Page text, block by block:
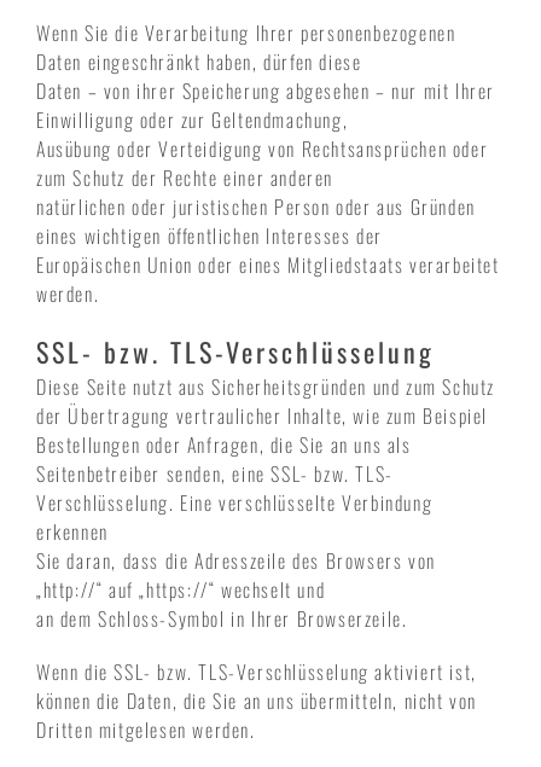
Wenn Sie die Verarbeitung Ihrer personenbezogenen
Daten eingeschränkt haben, dürfen diese
Daten – von ihrer Speicherung abgesehen – nur mit Ihrer
Einwilligung oder zur Geltendmachung,
Ausübung oder Verteidigung von Rechtsansprüchen oder
zum Schutz der Rechte einer anderen
natürlichen oder juristischen Person oder aus Gründen
eines wichtigen öffentlichen Interesses der
Europäischen Union oder eines Mitgliedstaats verarbeitet
werden.
SSL- bzw. TLS-Verschlüsselung
Diese Seite nutzt aus Sicherheitsgründen und zum Schutz
der Übertragung vertraulicher Inhalte, wie zum Beispiel
Bestellungen oder Anfragen, die Sie an uns als
Seitenbetreiber senden, eine SSL- bzw. TLS-
Verschlüsselung. Eine verschlüsselte Verbindung
erkennen
Sie daran, dass die Adresszeile des Browsers von
„http://“ auf „https://“ wechselt und
an dem Schloss-Symbol in Ihrer Browserzeile.
Wenn die SSL- bzw. TLS-Verschlüsselung aktiviert ist,
können die Daten, die Sie an uns übermitteln, nicht von
Dritten mitgelesen werden.